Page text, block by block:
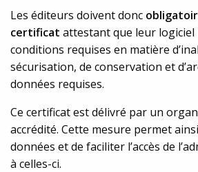
Les éditeurs doivent donc
certificat attestant que leur logiciel
conditions requises en matière
sécurisation, de conservation et
données requises.
Ce certificat est délivré par un
accrédité. Cette mesure permet
données et de faciliter l’accès de
à celles-ci.